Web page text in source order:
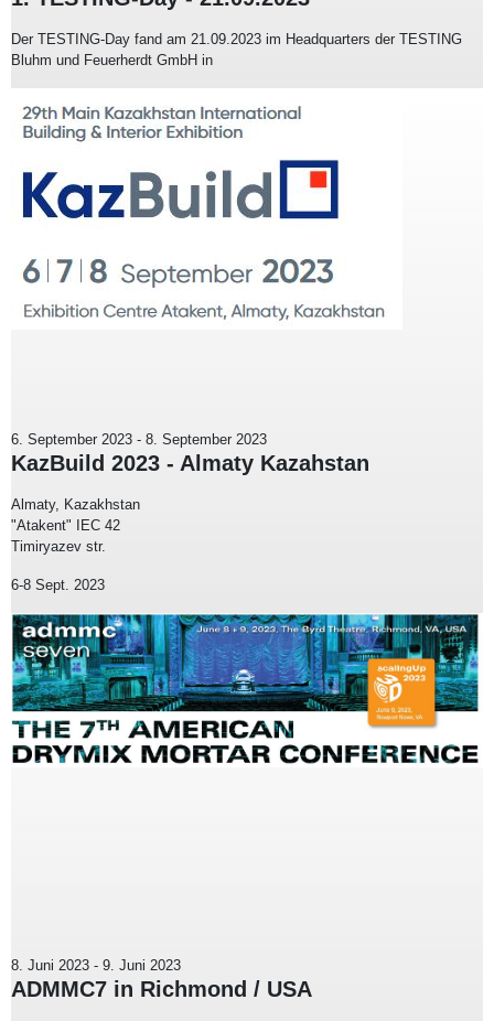
Der TESTING-Day fand am 21.09.2023 im Headquarters der TESTING
Bluhm und Feuerherdt GmbH in
6. September 2023 - 8. September 2023
KazBuild 2023 - Almaty Kazahstan
Almaty, Kazakhstan
"Atakent" IEC 42
Timiryazev str.
6-8 Sept. 2023
8. Juni 2023 - 9. Juni 2023
ADMMC7 in Richmond / USA